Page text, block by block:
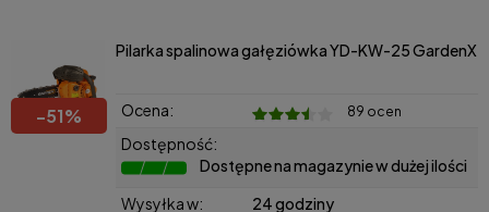
-51%
Pilarka spalinowa gałęziówka YD-KW-25 GardenX
Ocena: 89 ocen
Dostępność:
Dostępne na magazynie w dużej ilości
Wysyłka w:
24 godziny